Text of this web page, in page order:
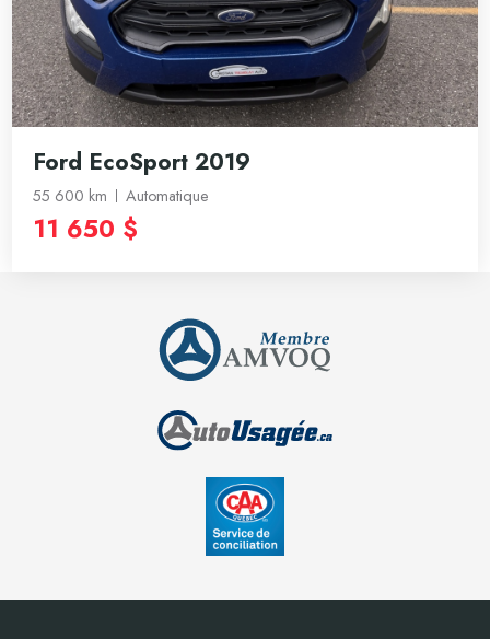
Ford EcoSport 2019
55 600 km Automatique
11 650 $